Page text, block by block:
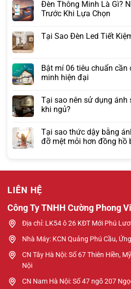
Đèn Thông Minh Là Gì?
Trước Khi Lựa Chọn
Tại Sao Đèn Led Tiết
Bật mí 06 tiêu chuẩn cần
minh hiện đại
Tại sao nên sử dụng
khi ngủ?
Tại sao thức dậy bằng
đỡ mệt mỏi hơn đồng hồ
LIÊN HỆ
Công Ty TNHH Cường Phong
Địa chỉ: LK54 ô 26 KĐT Mới Phú
Nhà Máy: KCN Quảng Phú Cầu,
CN Tây Hà Nội: Số 67 Thiên Hiền,
Nội
CN Nam Hà Nội: Số 47 ngõ 207